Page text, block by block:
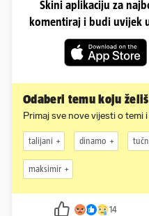
Skini aplikaciju za
komentiraj i budi uvijek
Odaberi temu koju
Primaj sve nove vijesti o temi
talijani dinamo
maksimir
14